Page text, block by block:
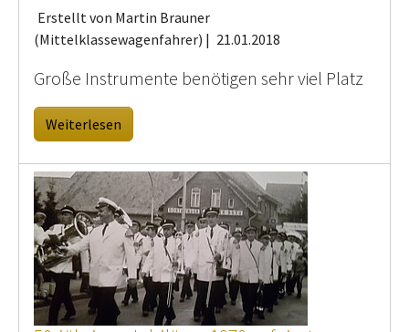
Erstellt von Martin Brauner
(Mittelklassewagenfahrer) | 21.01.2018
Große Instrumente benötigen sehr viel Platz
Weiterlesen